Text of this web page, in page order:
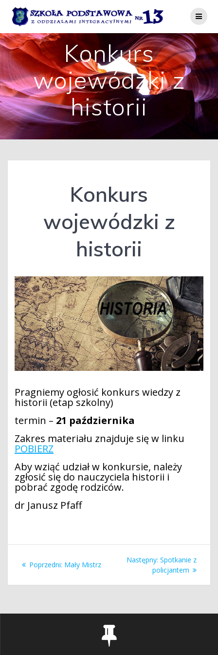
do
treści
Konkurs
wojewódzki z
historii
Konkurs
wojewódzki z
historii
Pragniemy ogłosić konkurs wiedzy z
historii (etap szkolny)
termin – 21 października
Zakres materiału znajduje się w linku
POBIERZ
Aby wziąć udział w konkursie, należy
zgłosić się do nauczyciela historii i
pobrać zgodę rodziców.
dr Janusz Pfaff
wpisu
Poprzedni: Poprzedni
Mały Mistrz
Następny: Następny
wpis:
Spotkanie z
policjantem